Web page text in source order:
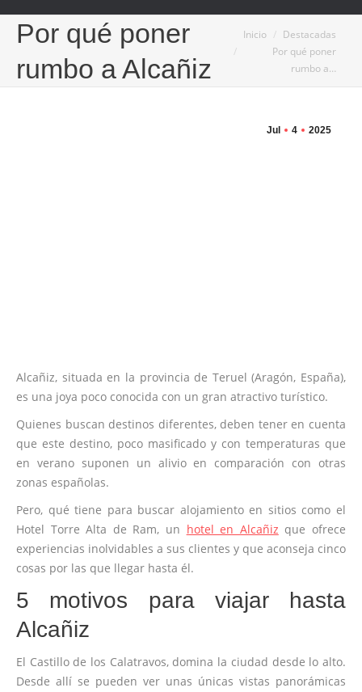
Por qué poner
rumbo a Alcañiz
Estás aquí:
Inicio
Destacadas
Por qué poner
rumbo a…
Jul 4 2025
Alcañiz, situada en la provincia de Teruel (Aragón, España),
es una joya poco conocida con un gran atractivo turístico.
Quienes buscan destinos diferentes, deben tener en cuenta
que este destino, poco masificado y con temperaturas que
en verano suponen un alivio en comparación con otras
zonas españolas.
Pero, qué tiene para buscar alojamiento en sitios como el
Hotel Torre Alta de Ram, un hotel en Alcañiz que ofrece
experiencias inolvidables a sus clientes y que aconseja cinco
cosas por las que llegar hasta él.
5 motivos para viajar hasta
Alcañiz
El Castillo de los Calatravos, domina la ciudad desde lo alto.
Desde allí se pueden ver unas únicas vistas panorámicas